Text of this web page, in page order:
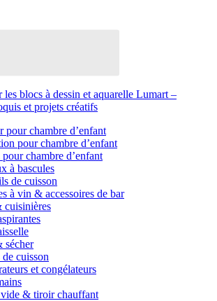
les blocs à dessin et aquarelle Lumart –
et projets créatifs
pour chambre d’enfant
pour chambre d’enfant
chambre d’enfant
à bascules
de cuisson
à vin & accessoires de bar
cuisinières
sécher
de cuisson
et congélateurs
& tiroir chauffant